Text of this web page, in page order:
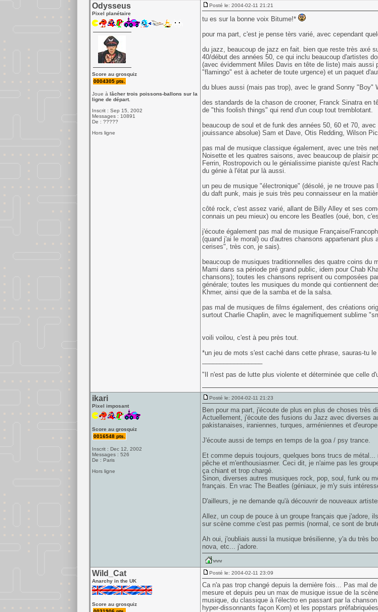
Odysseus
Pixel planétaire
Score au grosquiz
0004305 pts.
Joue à lâcher trois poissons-ballons sur la
ligne de départ.
Inscrit : Sep 15, 2002
Messages : 10891
De : ?????
Hors ligne
Posté le: 2004-02-11 21:21
tu es sur la bonne voix Bitume!*
pour ma part, c'est je pense tèrs varié, avec cependant
du jazz, beaucoup de jazz en fait. bien que reste très axé
40/début des années 50, ce qui inclu beaucoup d'artistes
(avec évidemment Miles Davis en tête de liste) mais aussi
"flamingo" est à acheter de toute urgence) et un paquet
du blues aussi (mais pas trop), avec le grand Sonny "Boy"
des standards de la chason de crooner, Franck Sinatra en
de "this foolish things" qui rend d'un coup tout tremblotant.
beaucoup de soul et de funk des années 50, 60 et 70,
jouissance absolue) Sam et Dave, Otis Redding, Wilson
pas mal de musique classique également, avec une très
Noisette et les quatres saisons, avec beaucoup de plaisir
Ferrin, Rostropovich ou le génialissime pianiste qu'est
du génie à l'état pur là aussi.
un peu de musique "électronique" (désolé, je ne trouve
du daft punk, mais je suis très peu connaisseur en la
côté rock, c'est assez varié, allant de Billy Alley et ses
connais un peu mieux) ou encore les Beatles (oué, bon,
j'écoute également pas mal de musique Française/
(quand j'ai le moral) ou d'autres chansons appartenant
cerises", très con, je sais).
beaucoup de musiques traditionnelles des quatre coins du
Mami dans sa période pré grand public, idem pour Chab
chansons); toutes les chansons reprisent ou composées
générale; toutes les musiques du monde qui contiennent
Khmer, ainsi que de la samba et de la salsa.
pas mal de musiques de films également, des créations
surtout Charlie Chaplin, avec le magnifiquement sublime
voili voilou, c'est à peu près tout.
*un jeu de mots s'est caché dans cette phrase, sauras-tu le
"Il n'est pas de lutte plus violente et déterminée que celle
ikari
Pixel imposant
Score au grosquiz
0016548 pts.
Inscrit : Dec 12, 2002
Messages : 526
De : Paris
Hors ligne
Posté le: 2004-02-11 21:23
Ben pour ma part, j'écoute de plus en plus de choses très
Actuellement, j'écoute des fusions du Jazz avec diverses
pakistanaises, iraniennes, turques, arméniennes et
J'écoute aussi de temps en temps de la goa / psy trance.
Et comme depuis toujours, quelques bons trucs de
pêche et m'enthousiasmer. Ceci dit, je n'aime pas les
ça chiant et trop chargé.
Sinon, diverses autres musiques rock, pop, soul, funk ou
français. En vrac The Beatles (géniaux, je m'y suis
D'ailleurs, je ne demande qu'à découvrir de nouveaux
Allez, un coup de pouce à un groupe français que j'adore,
sur scène comme c'est pas permis (normal, ce sont de
Ah oui, j'oubliais aussi la musique brésilienne, y'a du très
nova, etc... j'adore.
Wild_Cat
Anarchy in the UK
Score au grosquiz
Posté le: 2004-02-11 23:09
Ca n'a pas trop changé depuis la dernière fois... Pas mal
mesure et depuis peu un max de musique issue de la
musique, du classique à l'électro en passant par la
hyper-dissonnants façon Korn) et les popstars